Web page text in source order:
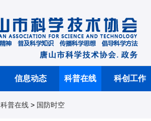
信息动态 科普在线 科创工作
科普在线 > 国防时空